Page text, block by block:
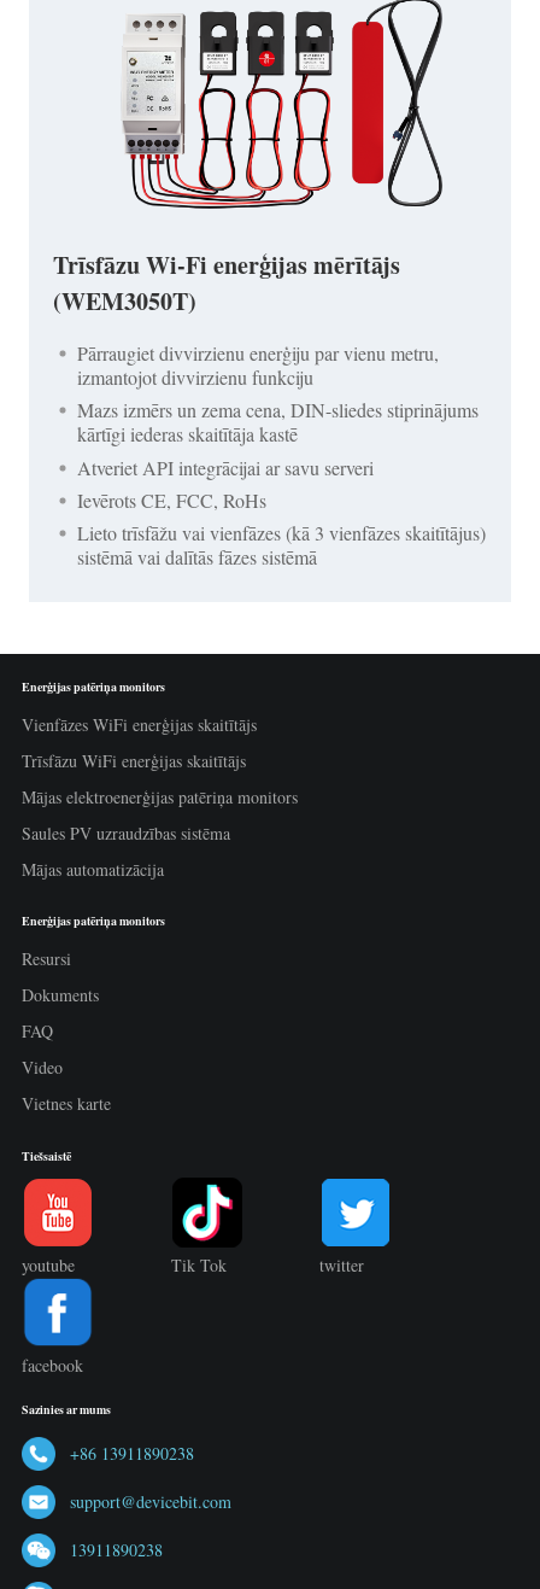
Trīsfāzu Wi-Fi enerģijas mērītājs
(WEM3050T)
Pārraugiet divvirzienu enerģiju par vienu metru,
izmantojot divvirzienu funkciju
Mazs izmērs un zema cena, DIN-sliedes stiprinājums
kārtīgi iederas skaitītāja kastē
Atveriet API integrācijai ar savu serveri
Ievērots CE, FCC, RoHs
Lieto trīsfāžu vai vienfāzes (kā 3 vienfāzes skaitītājus)
sistēmā vai dalītās fāzes sistēmā
Enerģijas patēriņa monitors
Vienfāzes WiFi enerģijas skaitītājs
Trīsfāzu WiFi enerģijas skaitītājs
Mājas elektroenerģijas patēriņa monitors
Saules PV uzraudzības sistēma
Mājas automatizācija
Enerģijas patēriņa monitors
Resursi
Dokuments
FAQ
Video
Vietnes karte
Tiešsaistē
youtube Tik Tok twitter
facebook
Sazinies ar mums
+86 13911890238
support@devicebit.com
13911890238